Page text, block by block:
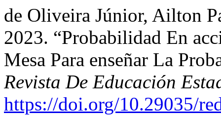
de Oliveira Júnior, Ailton
2023. “Probabilidad En
Mesa Para enseñar La
Revista De Educación
https://doi.org/10.29035/